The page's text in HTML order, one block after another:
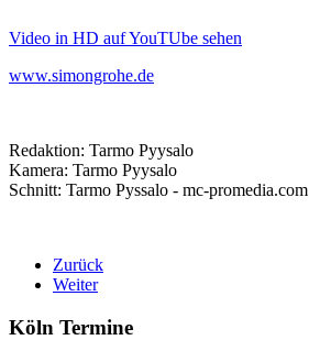
Video in HD auf YouTUbe sehen
www.simongrohe.de
Redaktion: Tarmo Pyysalo
Kamera: Tarmo Pyysalo
Schnitt: Tarmo Pyssalo - mc-promedia.com
Zurück
Weiter
Köln Termine